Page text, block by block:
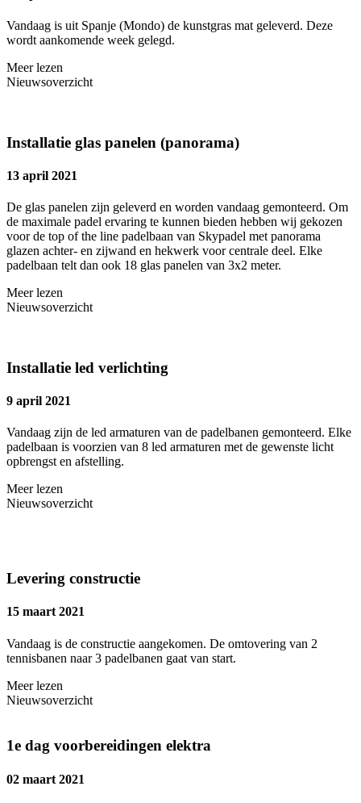
Vandaag is uit Spanje (Mondo) de kunstgras mat geleverd. Deze
wordt aankomende week gelegd.
Meer lezen
Nieuwsoverzicht
Installatie glas panelen (panorama)
13 april 2021
De glas panelen zijn geleverd en worden vandaag gemonteerd. Om
de maximale padel ervaring te kunnen bieden hebben wij gekozen
voor de top of the line padelbaan van Skypadel met panorama
glazen achter- en zijwand en hekwerk voor centrale deel. Elke
padelbaan telt dan ook 18 glas panelen van 3x2 meter.
Meer lezen
Nieuwsoverzicht
Installatie led verlichting
9 april 2021
Vandaag zijn de led armaturen van de padelbanen gemonteerd. Elke
padelbaan is voorzien van 8 led armaturen met de gewenste licht
opbrengst en afstelling.
Meer lezen
Nieuwsoverzicht
Levering constructie
15 maart 2021
Vandaag is de constructie aangekomen. De omtovering van 2
tennisbanen naar 3 padelbanen gaat van start.
Meer lezen
Nieuwsoverzicht
1e dag voorbereidingen elektra
02 maart 2021